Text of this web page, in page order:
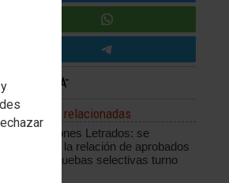
Noticias relacionadas
Oposiciones Letrados: se
modifica la relación de aprobados
de las pruebas selectivas turno